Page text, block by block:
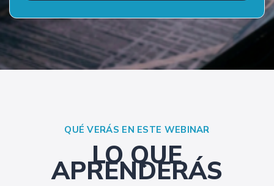
QUÉ VERÁS EN ESTE WEBINAR
LO QUE
APRENDERÁS